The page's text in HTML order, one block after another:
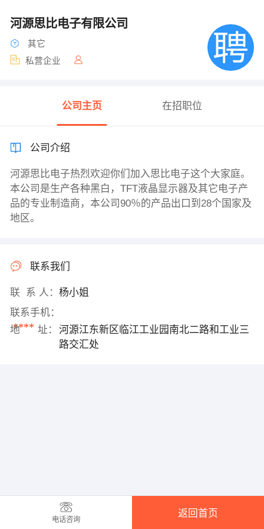
河源思比电子有限公司
其它
私营企业
公司主页 在招职位
公司介绍
河源思比电子热烈欢迎你们加入思比电子这个大家庭。
本公司是生产各种黑白，TFT液晶显示器及其它电子产
品的专业制造商，本公司90％的产品出口到28个国家及
地区。
联系我们
联 系 人： 杨小姐
联系手机：
****
地 址：
河源江东新区临江工业园南北二路和工业三
路交汇处
电话咨询
返回首页